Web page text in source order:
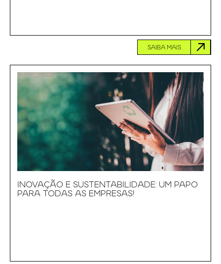
SAIBA MAIS
INOVAÇÃO E SUSTENTABILIDADE: UM PAPO
PARA TODAS AS EMPRESAS!